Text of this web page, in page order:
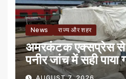
News राज्य और शहर
अमरकंटक एक्सप्रेस से
पनीर जांच में सही पाया